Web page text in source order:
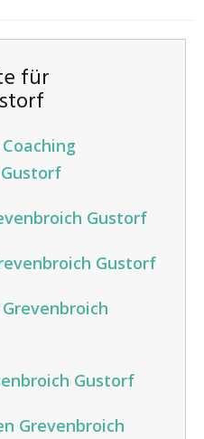
für
Gustorf
Gustorf
Gustorf
Grevenbroich